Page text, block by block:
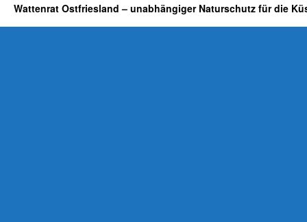
Wattenrat Ostfriesland – unabhängiger Naturschutz für die